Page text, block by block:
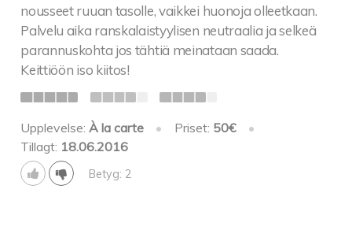
nousseet ruuan tasolle, vaikkei huonoja olleetkaan.
Palvelu aika ranskalaistyylisen neutraalia ja selkeä
parannuskohta jos tähtiä meinataan saada.
Keittiöön iso kiitos!
Upplevelse:À la carte • Priset: 50€
•
Tillagt: 18.06.2016
Betyg: 2